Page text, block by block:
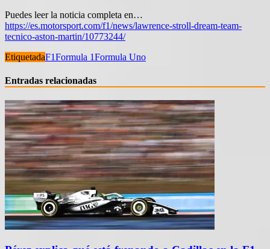
Puedes leer la noticia completa en…
https://es.motorsport.com/f1/news/lawrence-stroll-dream-team-
tecnico-aston-martin/10773244/
EtiquetadaF1Formula 1Formula Uno
Entradas relacionadas